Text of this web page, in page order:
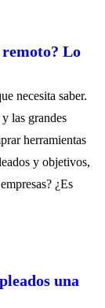
Lo
necesita saber.
las grandes
herramientas
y objetivos,
¿Es
una